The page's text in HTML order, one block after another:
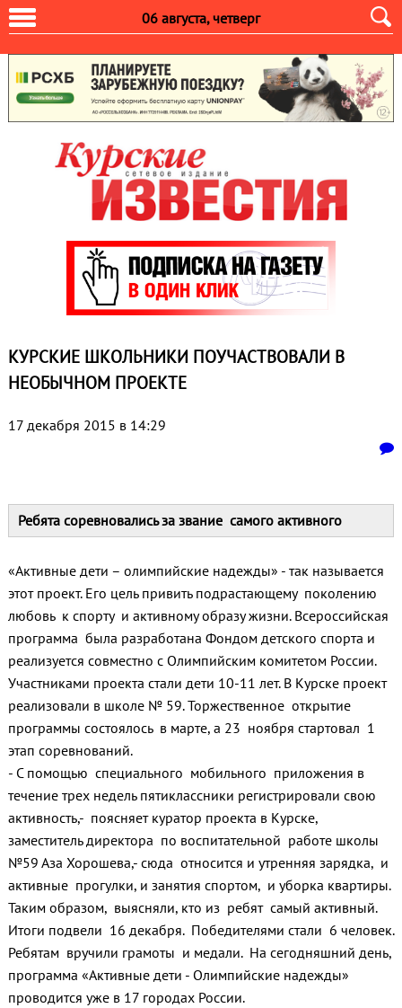
06 августа, четверг
КУРСКИЕ ШКОЛЬНИКИ ПОУЧАСТВОВАЛИ В
НЕОБЫЧНОМ ПРОЕКТЕ
17 декабря 2015 в 14:29
Ребята соревновались за звание самого активного
«Активные дети – олимпийские надежды» - так называется
этот проект. Его цель привить подрастающему поколению
любовь к спорту и активному образу жизни. Всероссийская
программа была разработана Фондом детского спорта и
реализуется совместно с Олимпийским комитетом России.
Участниками проекта стали дети 10-11 лет. В Курске проект
реализовали в школе № 59. Торжественное открытие
программы состоялось в марте, а 23 ноября стартовал 1
этап соревнований.
- С помощью специального мобильного приложения в
течение трех недель пятиклассники регистрировали свою
активность,- поясняет куратор проекта в Курске,
заместитель директора по воспитательной работе школы
№59 Аза Хорошева,- сюда относится и утренняя зарядка, и
активные прогулки, и занятия спортом, и уборка квартиры.
Таким образом, выясняли, кто из ребят самый активный.
Итоги подвели 16 декабря. Победителями стали 6 человек.
Ребятам вручили грамоты и медали. На сегодняшний день,
программа «Активные дети - Олимпийские надежды»
проводится уже в 17 городах России.